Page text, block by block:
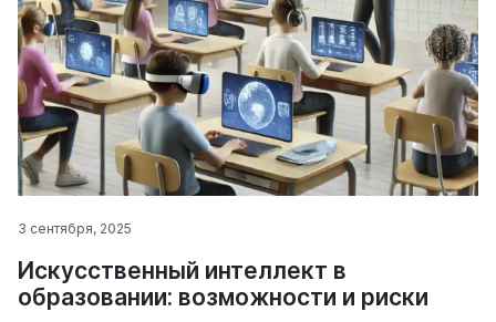
3 сентября, 2025
Искусственный интеллект в
образовании: возможности и риски